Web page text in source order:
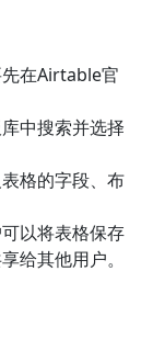
先在Airtable官
中搜索并选择
格的字段、布
以将表格保存
给其他用户。